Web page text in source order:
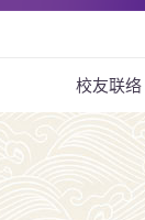
校友联络